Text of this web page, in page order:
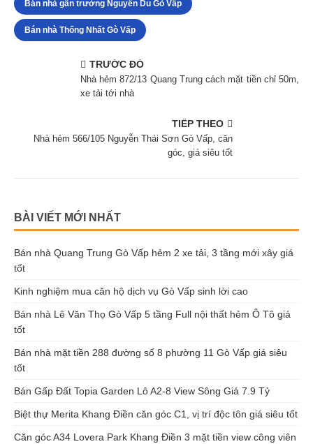
Bán nhà gần trường Nguyễn Du Gò Vấp
Bán nhà Thống Nhất Gò Vấp
TRƯỚC ĐÓ
Nhà hẻm 872/13 Quang Trung cách mặt tiền chỉ 50m,
xe tải tới nhà
TIẾP THEO
Nhà hẻm 566/105 Nguyễn Thái Sơn Gò Vấp, căn
góc, giá siêu tốt
BÀI VIẾT MỚI NHẤT
Bán nhà Quang Trung Gò Vấp hẻm 2 xe tải, 3 tầng mới xây giá
tốt
Kinh nghiệm mua căn hộ dịch vụ Gò Vấp sinh lời cao
Bán nhà Lê Văn Thọ Gò Vấp 5 tầng Full nội thất hẻm Ô Tô giá
tốt
Bán nhà mặt tiền 288 đường số 8 phường 11 Gò Vấp giá siêu
tốt
Bán Gấp Đất Topia Garden Lô A2-8 View Sông Giá 7.9 Tỷ
Biệt thự Merita Khang Điền căn góc C1, vị trí độc tôn giá siêu tốt
Căn góc A34 Lovera Park Khang Điền 3 mặt tiền view công viên